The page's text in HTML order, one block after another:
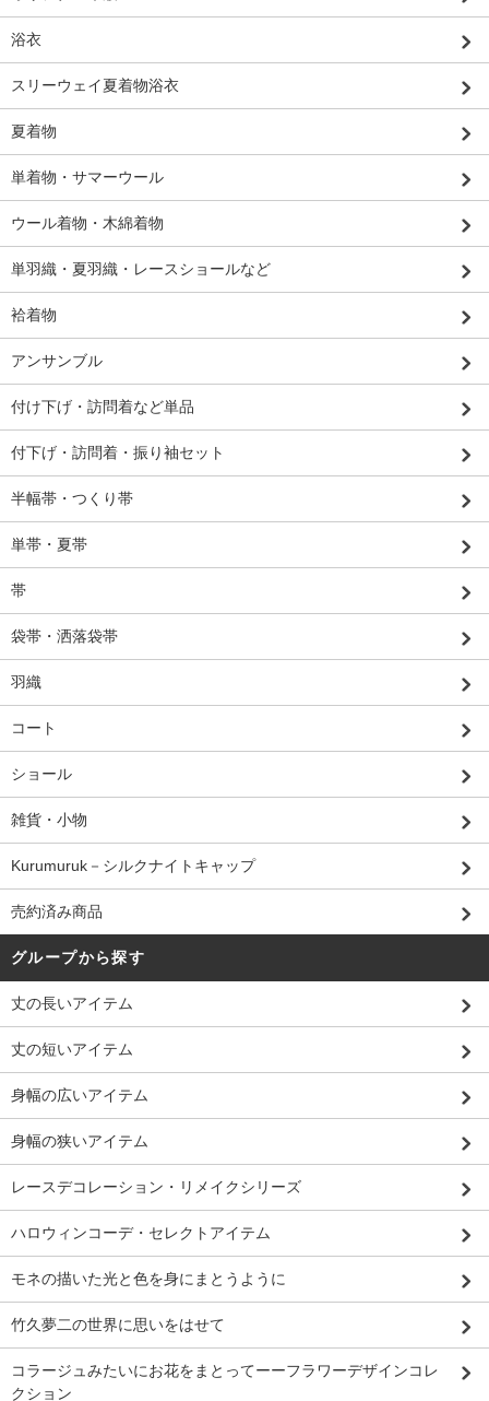
浴衣
スリーウェイ夏着物浴衣
夏着物
単着物・サマーウール
ウール着物・木綿着物
単羽織・夏羽織・レースショールなど
袷着物
アンサンブル
付け下げ・訪問着など単品
付下げ・訪問着・振り袖セット
半幅帯・つくり帯
単帯・夏帯
帯
袋帯・洒落袋帯
羽織
コート
ショール
雑貨・小物
Kurumuruk－シルクナイトキャップ
売約済み商品
グループから探す
丈の長いアイテム
丈の短いアイテム
身幅の広いアイテム
身幅の狭いアイテム
レースデコレーション・リメイクシリーズ
ハロウィンコーデ・セレクトアイテム
モネの描いた光と色を身にまとうように
竹久夢二の世界に思いをはせて
コラージュみたいにお花をまとってーーフラワーデザインコレ
クション